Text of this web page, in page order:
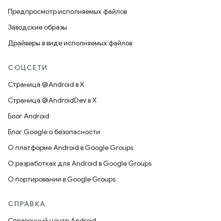
Предпросмотр исполняемых файлов
Заводские образы
Драйверы в виде исполняемых файлов
СОЦСЕТИ
Страница @Android в X
Страница @AndroidDev в X
Блог Android
Блог Google о безопасности
О платформе Android в Google Groups
О разработках для Android в Google Groups
О портировании в Google Groups
СПРАВКА